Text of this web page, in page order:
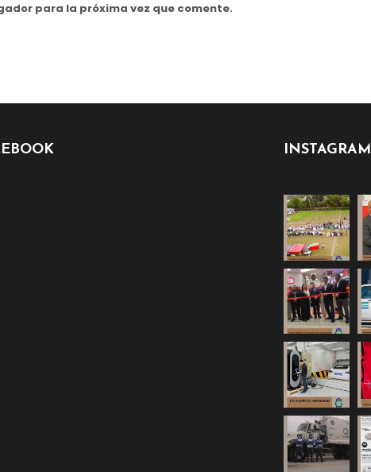
para la próxima vez que comente.
INSTAGRAM